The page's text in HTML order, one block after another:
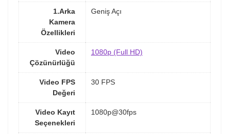
1.Arka
Kamera
Özellikleri
Geniş Açı
Video
Çözünürlüğü
1080p (Full HD)
Video FPS
Değeri
30 FPS
Video Kayıt
Seçenekleri
1080p@30fps